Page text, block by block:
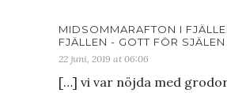
MIDSOMMARAFTON I
FJÄLLEN - GOTT FÖR SJÄLEN
22 juni, 2019 at 06:06
[…] vi var nöjda med